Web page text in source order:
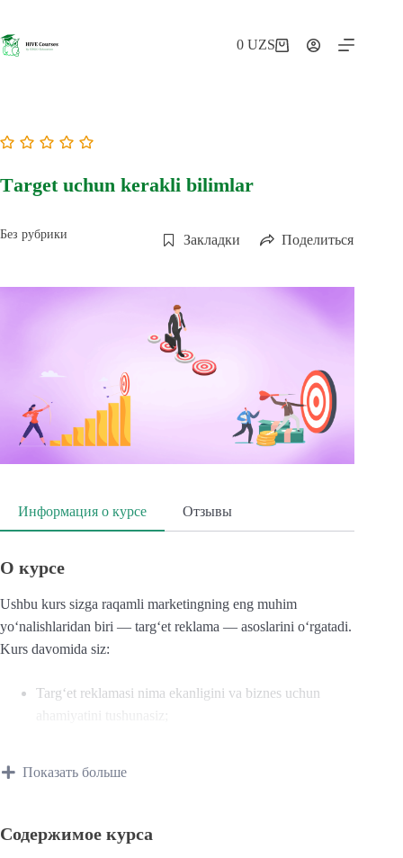
сути
Корзина
0UZS
Тarget uchun kerakli bilimlar
Без рубрики Закладки Поделиться
Информация о курсе Отзывы
О курсе
Ushbu kurs sizga raqamli marketingning eng muhim
yo‘nalishlaridan biri — targ‘et reklama — asoslarini o‘rgatadi.
Kurs davomida siz:
Targ‘et reklamasi nima ekanligini va biznes uchun
boshqalar) orqali reklama kampaniyalarini yaratishni
Maqsadli auditoriyani aniqlash va segmentlash
Показать больше
Содержимое курса